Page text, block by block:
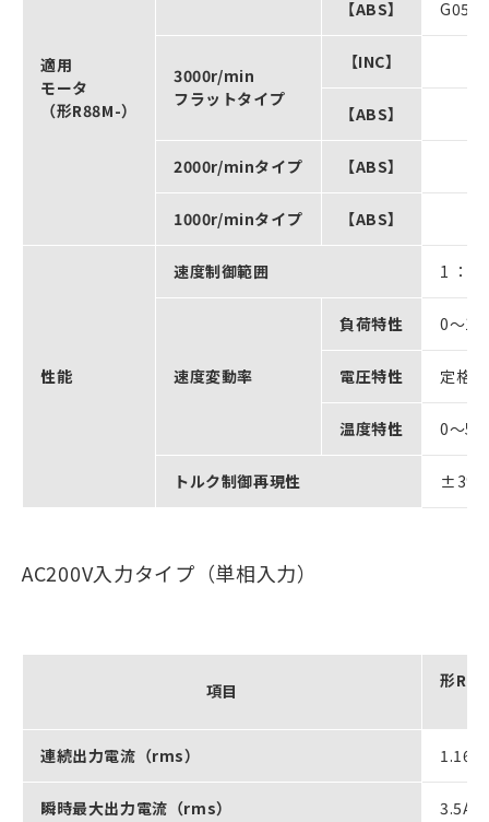
適用
モータ
（形R88M-）
【ABS】
3000r/min
フラットタイプ
【INC】
【ABS】
2000r/minタイプ 【ABS】
1000r/minタイプ 【ABS】
性能
速度制御範囲 1 ：
速度変動率
負荷特性 0～
電圧特性 定格
温度特性 0～
トルク制御再現性 ±3%
AC200V入力タイプ（単相入力）
項目
形
連続出力電流（rms） 1.16A
瞬時最大出力電流（rms） 3.5A